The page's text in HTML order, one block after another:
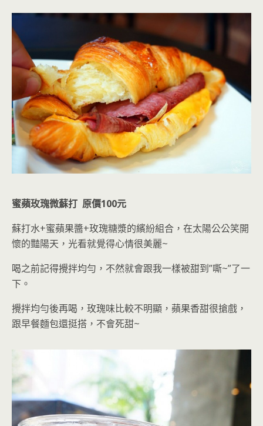
蜜蘋玫瑰微蘇打 原價100元
蘇打水+蜜蘋果醬+玫瑰糖漿的繽紛組合 ，在太陽公公笑開
懷的豔陽天，光看就覺得心情很美麗~
喝之前記得攪拌均勻，不然就會跟我一樣被甜到”嘶~”了一
下。
攪拌均勻後再喝，玫瑰味比較不明顯，蘋果香甜很搶戲，
跟早餐麵包還挺搭，不會死甜~